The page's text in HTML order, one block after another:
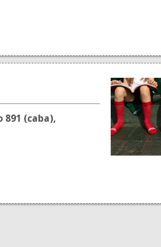
891 (caba),